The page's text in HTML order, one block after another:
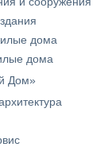
дома
дома
Дом»